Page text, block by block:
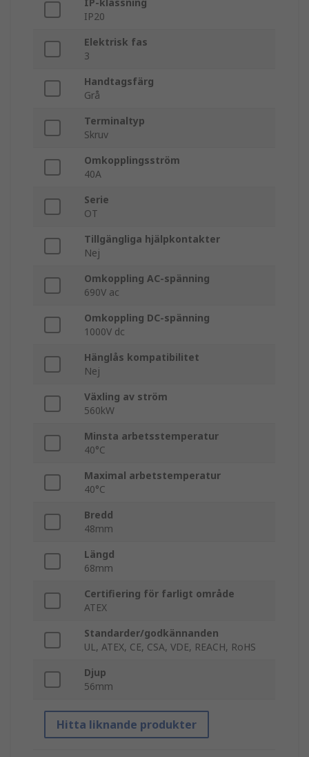
IP-klassning
IP20
Elektrisk fas
3
Handtagsfärg
Grå
Terminaltyp
Skruv
Omkopplingsström
40A
Serie
OT
Tillgängliga hjälpkontakter
Nej
Omkoppling AC-spänning
690V ac
Omkoppling DC-spänning
1000V dc
Hänglås kompatibilitet
Nej
Växling av ström
560kW
Minsta arbetsstemperatur
40°C
Maximal arbetstemperatur
40°C
Bredd
48mm
Längd
68mm
Certifiering för farligt område
ATEX
Standarder/godkännanden
UL, ATEX, CE, CSA, VDE, REACH, RoHS
Djup
56mm
Hitta liknande produkter